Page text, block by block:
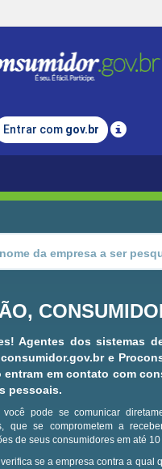
Comunica BR
Legislação
Entrar com gov.br
Agentes dos sistemas
e
em contato com
pessoais.
você pode se comunicar
que se comprometem a
de seus consumidores em até
se a empresa contra a qual